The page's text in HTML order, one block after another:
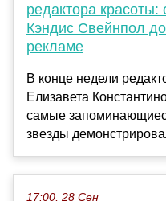
редактора
Кэндис Свейнпол
рекламе
В конце недели
Елизавета
самые
звезды
17:00, 28 Сен